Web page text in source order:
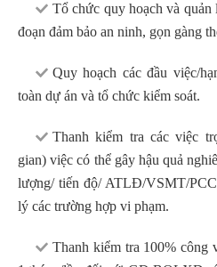
Tổ chức quy hoạch và
đoạn đảm bảo an ninh, gọn gàng
Quy hoạch các đầu việc/
toàn dự án và tổ chức kiểm soát.
Thanh kiểm tra các việc
gian) việc có thể gây hậu quả
lượng/ tiến độ/ ATLĐ/VSMT/
lý các trường hợp vi phạm.
Thanh kiểm tra 100% công